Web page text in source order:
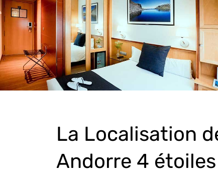
La Localisation
Andorre 4 étoiles